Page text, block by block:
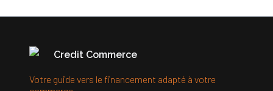
Credit Commerce
Votre guide vers le financement adapté à votre